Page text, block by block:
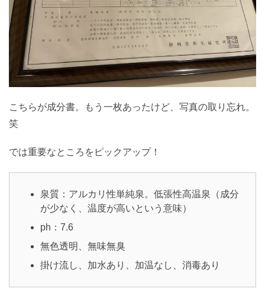
こちらが成分書。もう一枚あったけど、写真の取り忘れ。
笑
では重要なところをピックアップ！
泉質：アルカリ性単純泉。低張性高温泉（成分
が少なく、温度が高いという意味）
ph：7.6
無色透明、無味無臭
掛け流し、加水あり、加温なし、消毒あり